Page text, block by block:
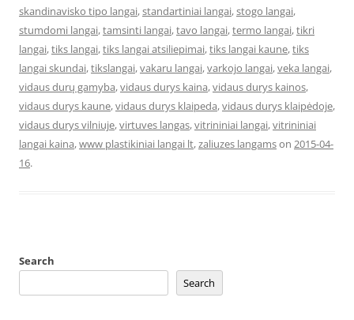
skandinavisko tipo langai,standartiniai langai,stogo langai,
stumdomi langai,tamsinti langai,tavo langai,termo langai,tikri
langai,tiks langai,tiks langai atsiliepimai,tiks langai kaune,tiks
langai skundai,tikslangai,vakaru langai,varkojo langai,veka langai,
vidaus durų gamyba,vidaus durys kaina,vidaus durys kainos,
vidaus durys kaune,vidaus durys klaipeda,vidaus durys klaipėdoje,
vidaus durys vilniuje,virtuves langas,vitrininiai langai,vitrininiai
langai kaina,www plastikiniai langai lt,zaliuzes langamson 2015-04-
16.
Search
Search